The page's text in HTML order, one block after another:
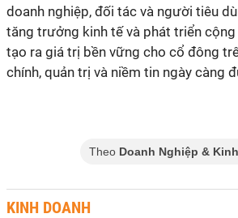
doanh nghiệp, đối tác và người tiêu
tăng trưởng kinh tế và phát triển
tạo ra giá trị bền vững cho cổ đông
chính, quản trị và niềm tin ngày càng
Theo Doanh Nghiệp &
KINH DOANH